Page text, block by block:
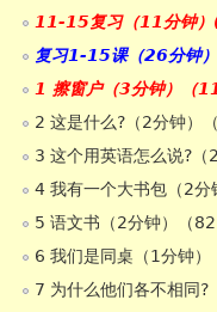
11-15复习（11分钟
复习1-15课（26分钟
1 擦窗户（3分钟）（
2 这是什么?（2分钟）
3 这个用英语怎么说?（
4 我有一个大书包（2分
5 语文书（2分钟）（82
6 我们是同桌（1分钟）
7 为什么他们各不相同?